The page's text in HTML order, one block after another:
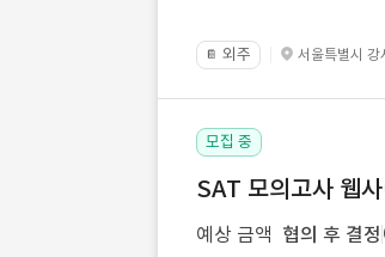
📔 외주 서울특별시 강
모집 중
SAT 모의고사 웹
예상 금액 협의 후 결정